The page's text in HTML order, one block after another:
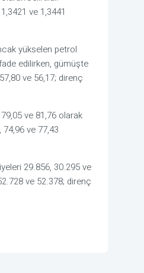
ve 1,3441
yükselen petrol
edilirken, gümüşte
ve 56,17; direnç
ve 81,76 olarak
ve 77,43
29.856, 30.295 ve
ve 52.378; direnç